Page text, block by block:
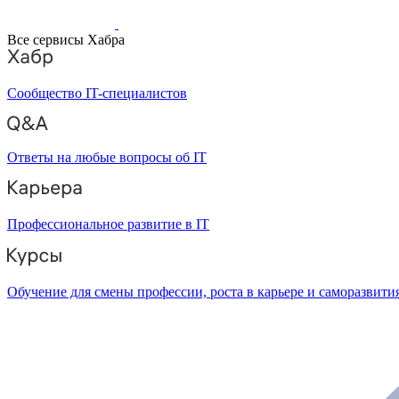
Все сервисы Хабра
Сообщество IT-специалистов
Ответы на любые вопросы об IT
Профессиональное развитие в IT
Обучение для смены профессии, роста в карьере и